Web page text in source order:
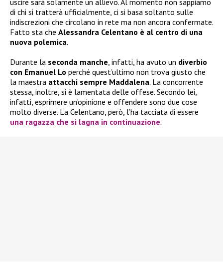
uscire sarà solamente un allievo. Al momento non sappiamo
di chi si tratterà ufficialmente, ci si basa soltanto sulle
indiscrezioni che circolano in rete ma non ancora confermate.
Fatto sta che Alessandra Celentano è al centro di una
nuova polemica.
Durante la seconda manche, infatti, ha avuto un diverbio
con Emanuel Lo perché quest’ultimo non trova giusto che
la maestra attacchi sempre Maddalena. La concorrente
stessa, inoltre, si è lamentata delle offese. Secondo lei,
infatti, esprimere un’opinione e offendere sono due cose
molto diverse. La Celentano, però, l’ha tacciata di essere
una ragazza che si lagna in continuazione.